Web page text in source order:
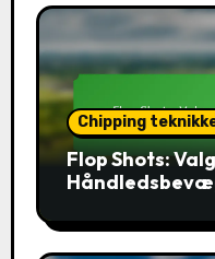
Chipping
Flop Shots: